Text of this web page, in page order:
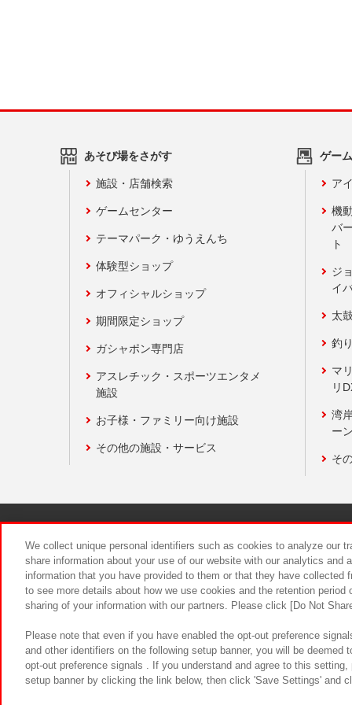
あそび場をさがす
施設・店舗検索
ゲームセンター
テーマパーク・ゆうえんち
体験型ショップ
オフィシャルショップ
期間限定ショップ
ガシャポン専門店
アスレチック・スポーツエンタメ
施設
お子様・ファミリー向け施設
その他の施設・サービス
ゲー
ア
機
バ
ト
ジ
イ
太
釣
マ
リ
湾
ー
そ
食品のご
We collect unique personal identifiers such as cookies to analyze our
share information about your use of our website with our analytics and
information that you have provided to them or that they have
to see more details about how we use cookies and the retention
sharing of your information with our partners. Please click [Do Not
Please note that even if you have enabled the opt-out preference
and other identifiers on the following setup banner, you will be
opt-out preference signals . If you understand and agree to this
setup banner by clicking the link below, then click 'Save Settings' and